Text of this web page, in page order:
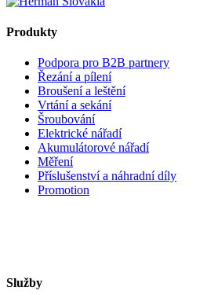
Produkty
Podpora pro B2B partnery
Řezání a pílení
Broušení a leštění
Vrtání a sekání
Šroubování
Elektrické nářadí
Akumulátorové nářadí
Měření
Příslušenství a náhradní díly
Promotion
Služby